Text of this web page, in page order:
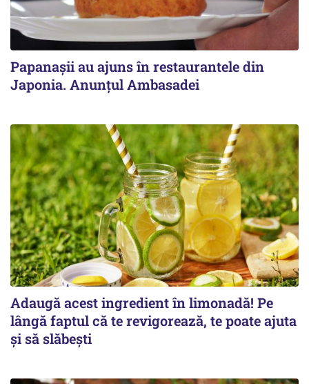
Papanașii au ajuns în restaurantele din
Japonia. Anunțul Ambasadei
Adaugă acest ingredient în limonadă! Pe
lângă faptul că te revigorează, te poate ajuta
și să slăbești